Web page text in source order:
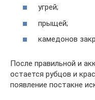
угрей;
прыщей;
камедонов
После правильной и
остается рубцов и
появление постакне